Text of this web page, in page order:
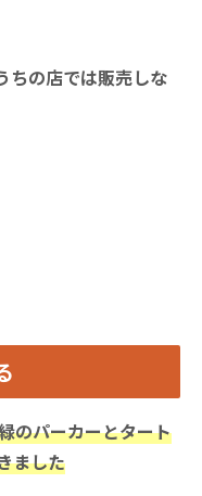
ちの店では販売しな
のパーカーとタート
ました